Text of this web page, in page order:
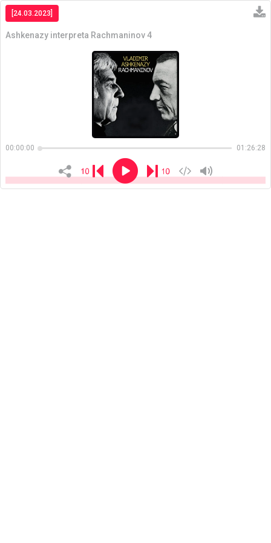
[24.03.2023]
Ashkenazy interpreta Rachmaninov 4
00:00:00 01:26:28